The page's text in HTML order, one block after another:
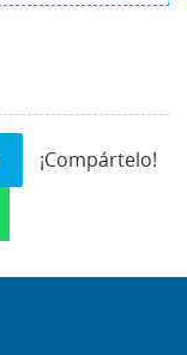
¡Compártelo!